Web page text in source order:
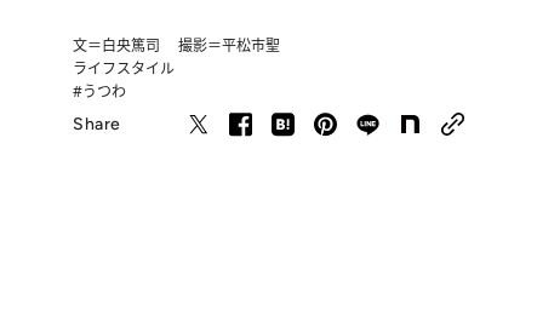
文＝白央篤司 撮影＝平松市聖
ライフスタイル
#うつわ
Share